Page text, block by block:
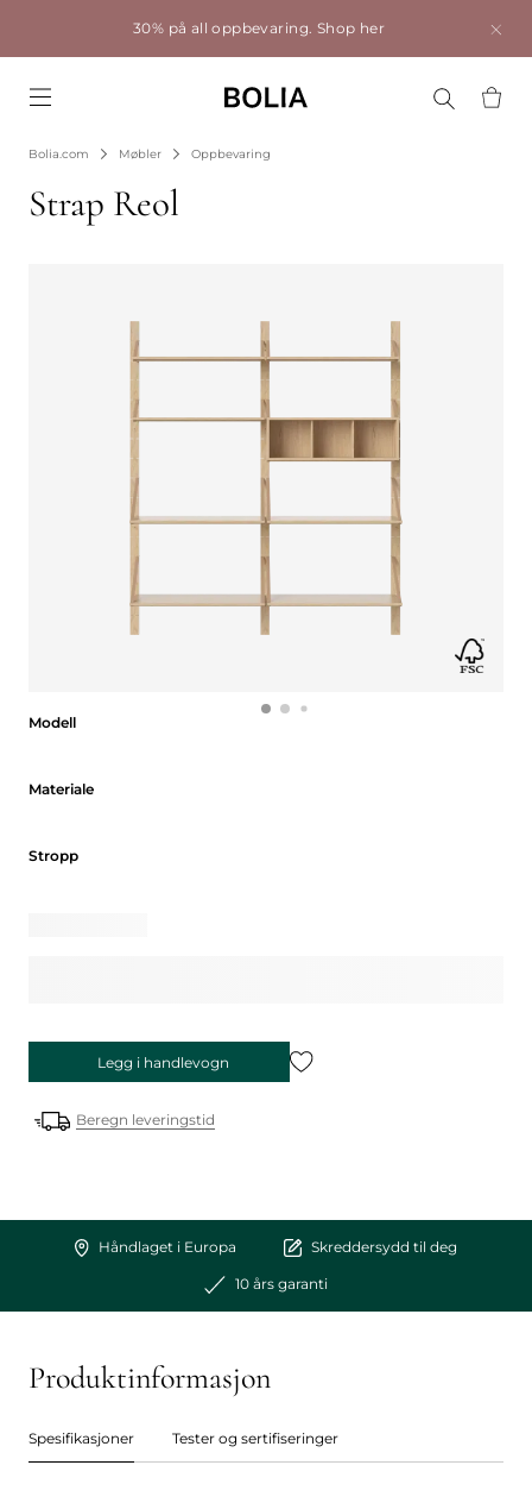
30% på all oppbevaring. Shop her
Bolia.com Møbler Oppbevaring
Strap Reol
Modell
Materiale
Stropp
Legg i handlevogn
Beregn leveringstid
Håndlaget i Europa Skreddersydd til deg
10 års garanti
Produktinformasjon
Spesifikasjoner Tester og sertifiseringer